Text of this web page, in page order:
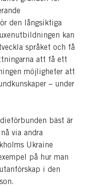
den långsiktiga
kan
språket och få
att få ett
möjligheter att
– under
bäst är
via andra
Ukraine
på hur man
i den